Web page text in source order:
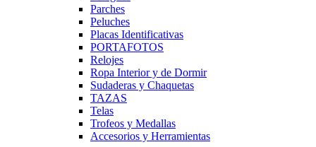
Parches
Peluches
Placas Identificativas
PORTAFOTOS
Relojes
Ropa Interior y de Dormir
Sudaderas y Chaquetas
TAZAS
Telas
Trofeos y Medallas
Accesorios y Herramientas